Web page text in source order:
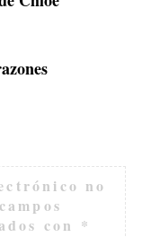
no
con *